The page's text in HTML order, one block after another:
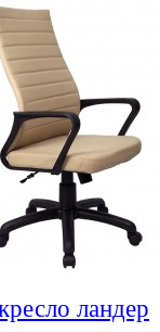
ландер